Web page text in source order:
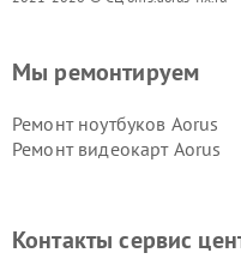
Мы ремонтируем
Ремонт ноутбуков Aorus
Ремонт видеокарт Aorus
Контакты сервис